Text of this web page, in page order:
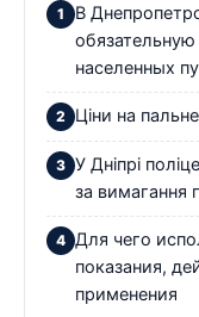
В
населенных
Ціни на
У Дніпрі
за вимагання
Для чего
показания,
применения